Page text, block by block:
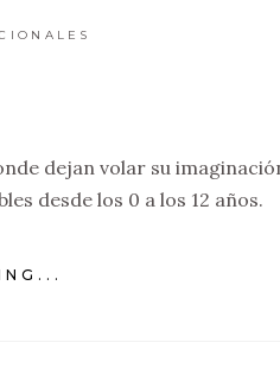
dejan volar su
desde los 0 a los 12 años.